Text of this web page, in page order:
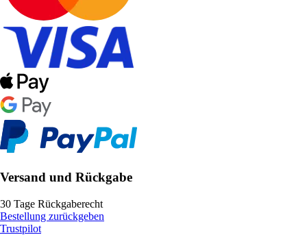
Versand und Rückgabe
30 Tage Rückgaberecht
Bestellung zurückgeben
Trustpilot